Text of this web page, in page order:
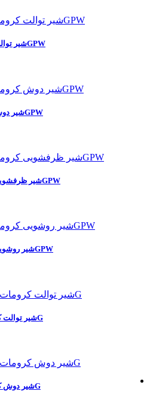
شیر توالت کرومات مدل فدرال 2470GPW
شیر دوش کرومات مدل فدرال 2472GPW
شیر ظرفشویی کرومات مدل فدرال 3470GPW
شیر روشویی کرومات مدل فدرال 1470GPW
شیر توالت کرومات مدل ویکتوریا 13802G
شیر دوش کرومات مدل ویکتوریا 13804G